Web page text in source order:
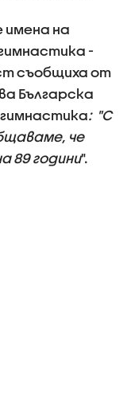
имена на
-
съобщиха от
Българска
: "С
че
89 години".